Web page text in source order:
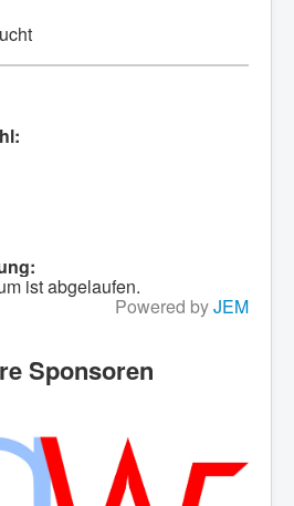
ist abgelaufen.
Powered byJEM
Sponsoren